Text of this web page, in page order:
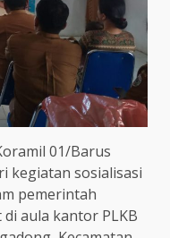
01/Barus
kegiatan sosialisasi
pemerintah
aula kantor PLKB